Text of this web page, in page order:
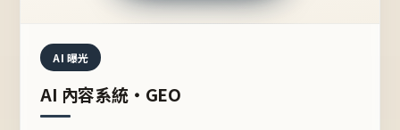
AI 曝光
AI 內容系統・GEO